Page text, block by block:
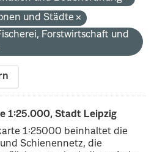
und Städte
Forstwirtschaft und
1:25.000, Stadt Leipzig
1:25000 beinhaltet die
Schienennetz, die